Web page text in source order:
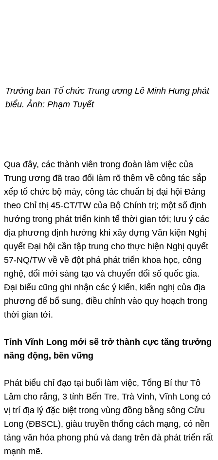
Trưởng ban Tổ chức Trung ương Lê Minh Hưng phát
biểu. Ảnh: Phạm Tuyết
Qua đây, các thành viên trong đoàn làm việc của
Trung ương đã trao đổi làm rõ thêm về công tác sắp
xếp tổ chức bộ máy, công tác chuẩn bị đại hội Đảng
theo Chỉ thị 45-CT/TW của Bộ Chính trị; một số định
hướng trong phát triển kinh tế thời gian tới; lưu ý các
địa phương định hướng khi xây dựng Văn kiện Nghị
quyết Đại hội cần tập trung cho thực hiện Nghị quyết
57-NQ/TW về về đột phá phát triển khoa học, công
nghệ, đổi mới sáng tạo và chuyển đổi số quốc gia.
Đại biểu cũng ghi nhận các ý kiến, kiến nghị của địa
phương để bổ sung, điều chỉnh vào quy hoạch trong
thời gian tới.
Tỉnh Vĩnh Long mới sẽ trở thành cực tăng trưởng
năng động, bền vững
Phát biểu chỉ đạo tại buổi làm việc, Tổng Bí thư Tô
Lâm cho rằng, 3 tỉnh Bến Tre, Trà Vinh, Vĩnh Long có
vị trí địa lý đặc biệt trong vùng đồng bằng sông Cửu
Long (ĐBSCL), giàu truyền thống cách mạng, có nền
tảng văn hóa phong phú và đang trên đà phát triển rất
mạnh mẽ.